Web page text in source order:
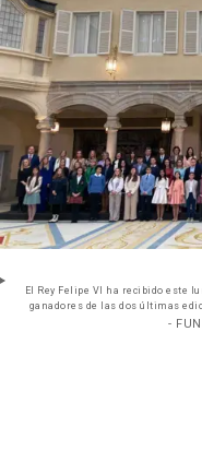
El Rey Felipe VI ha recibido este
ganadores de las dos últimas
-